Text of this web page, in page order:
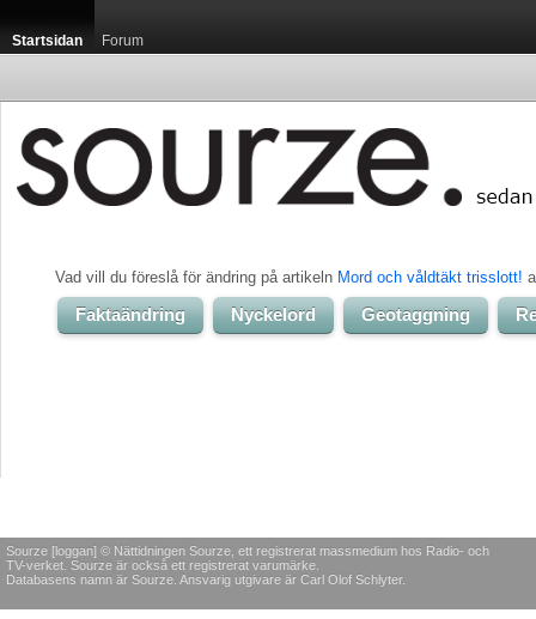
Startsidan Forum
Vad vill du föreslå för ändring på artikeln Mord och våldtäkt trisslott!
Faktaändring Nyckelord Geotaggning
Sourze [loggan] © Nättidningen Sourze, ett registrerat massmedium hos Radio- och
TV-verket. Sourze är också ett registrerat varumärke.
Databasens namn är Sourze. Ansvarig utgivare är Carl Olof Schlyter.